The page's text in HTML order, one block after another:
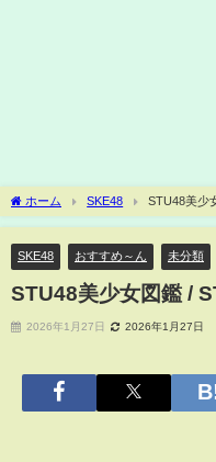
ホーム SKE48 STU48美少
SKE48 おすすめ～ん 未分類
STU48美少女図鑑 /
2026年1月27日 2026年1月27日